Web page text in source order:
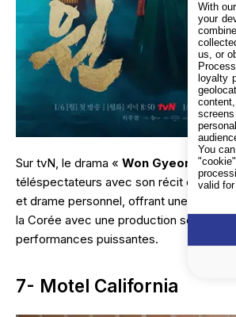
Sur tvN, le drama « Won Gyeong»
téléspectateurs avec son récit
et drame personnel, offrant une
la Corée avec une production soignée et
performances puissantes.
7- Motel California
With
your
us, or
loyalty
You
valid